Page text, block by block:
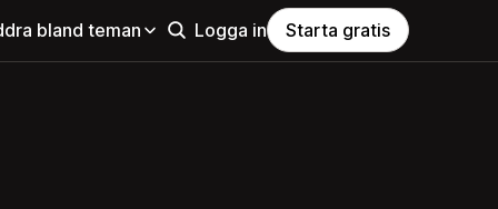
bland teman Logga in Starta gratis